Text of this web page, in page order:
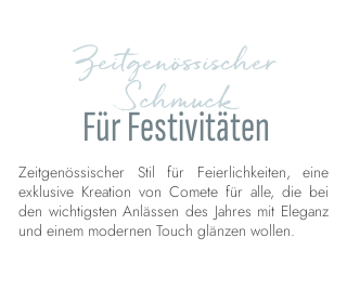
Zeitgenössischer
Schmuck
Für Festivitäten
Zeitgenössischer Stil für Feierlichkeiten, eine
exklusive Kreation von Comete für alle, die bei
den wichtigsten Anlässen des Jahres mit Eleganz
und einem modernen Touch glänzen wollen.